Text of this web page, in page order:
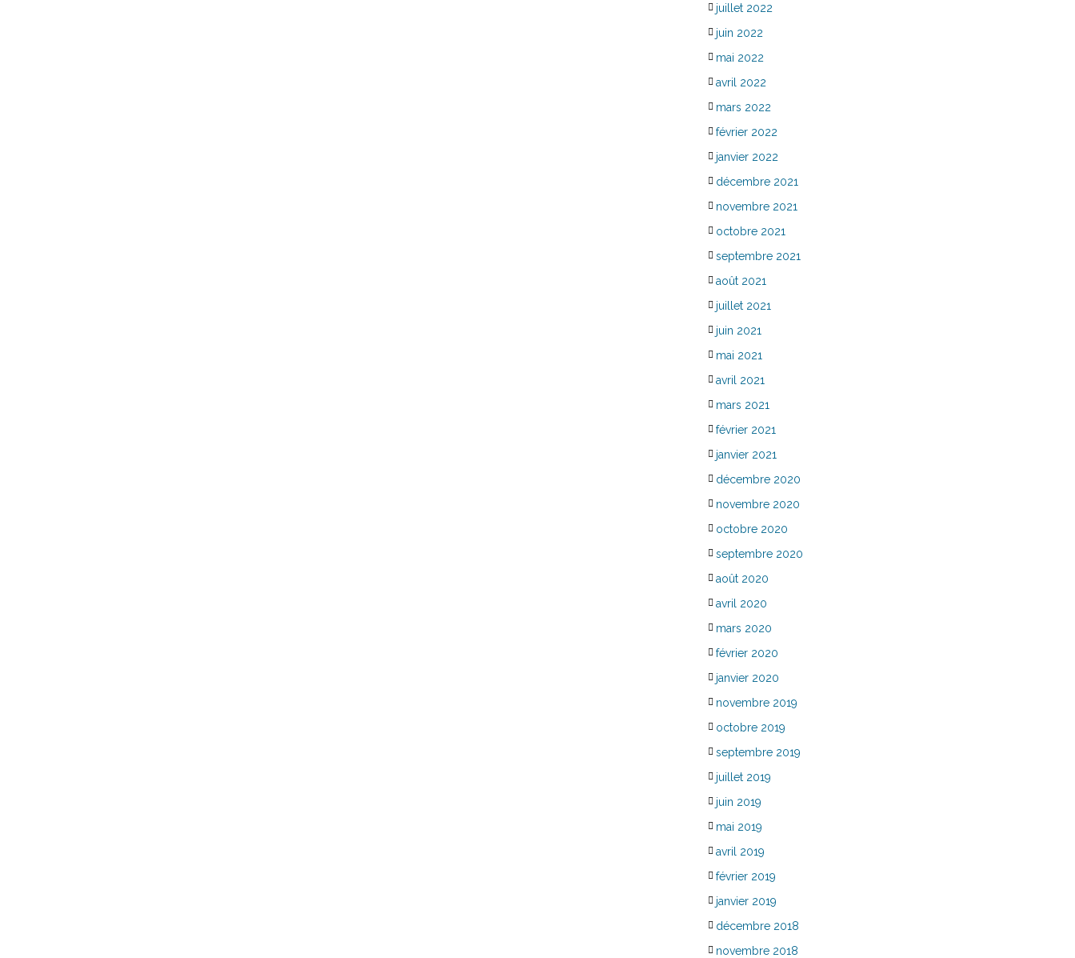
juillet 2022
juin 2022
mai 2022
avril 2022
mars 2022
février 2022
janvier 2022
décembre 2021
novembre 2021
octobre 2021
septembre 2021
août 2021
juillet 2021
juin 2021
mai 2021
avril 2021
mars 2021
février 2021
janvier 2021
décembre 2020
novembre 2020
octobre 2020
septembre 2020
août 2020
avril 2020
mars 2020
février 2020
janvier 2020
novembre 2019
octobre 2019
septembre 2019
juillet 2019
juin 2019
mai 2019
avril 2019
février 2019
janvier 2019
décembre 2018
novembre 2018